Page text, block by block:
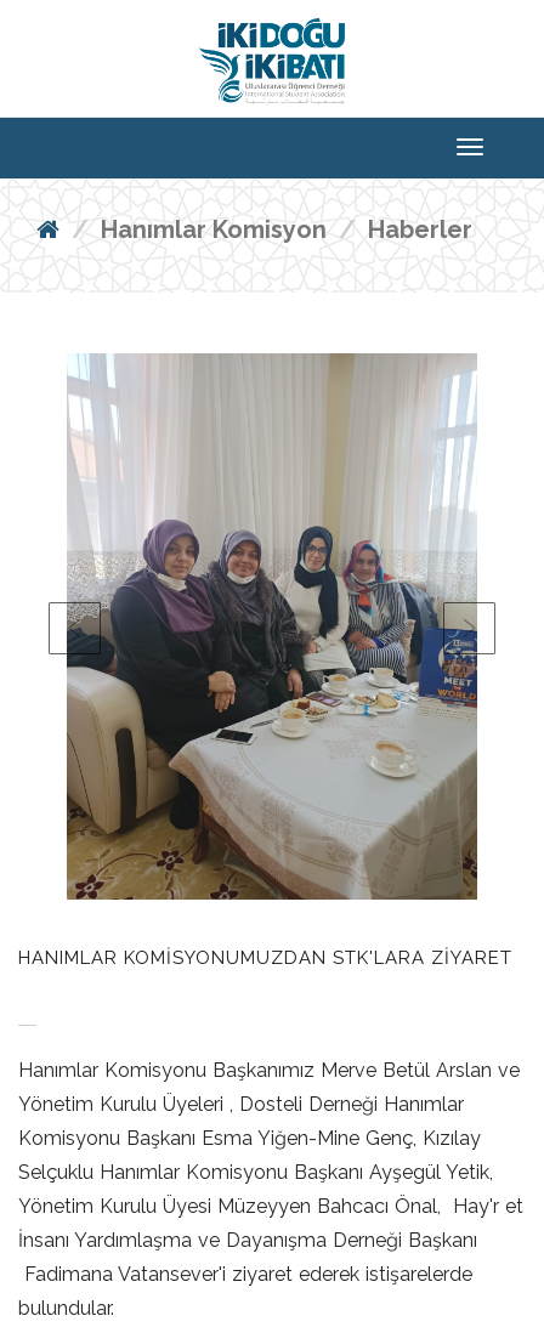
Hanımlar Komisyon Haberler
HANIMLAR KOMISYONUMUZDAN STK'LARA ZIYARET
Hanımlar Komisyonu Başkanımız Merve Betül Arslan ve
Yönetim Kurulu Üyeleri , Dosteli Derneği Hanımlar
Komisyonu Başkanı Esma Yiğen-Mine Genç, Kızılay
Selçuklu Hanımlar Komisyonu Başkanı Ayşegül Yetik,
Yönetim Kurulu Üyesi Müzeyyen Bahcacı Önal, Hay'r et
İnsanı Yardımlaşma ve Dayanışma Derneği Başkanı
Fadimana Vatansever'i ziyaret ederek istişarelerde
bulundular.